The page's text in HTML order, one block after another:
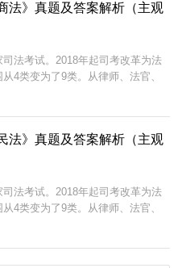
法》真题及答案解析（主观
法考试。2018年起司考改革为法
4类变为了9类。从律师、法官、
政处罚决定审核、行政复议、行
法》真题及答案解析（主观
法考试。2018年起司考改革为法
4类变为了9类。从律师、法官、
政处罚决定审核、行政复议、行